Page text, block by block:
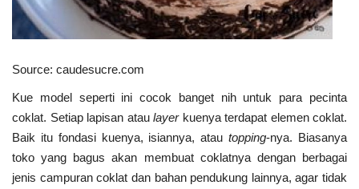
Source: caudesucre.com
Kue model seperti ini cocok banget nih untuk para pecinta
coklat. Setiap lapisan atau layerkuenya terdapat elemen coklat.
Baik itu fondasi kuenya, isiannya, atautopping-nya. Biasanya
toko yang bagus akan membuat coklatnya dengan berbagai
jenis campuran coklat dan bahan pendukung lainnya, agar tidak